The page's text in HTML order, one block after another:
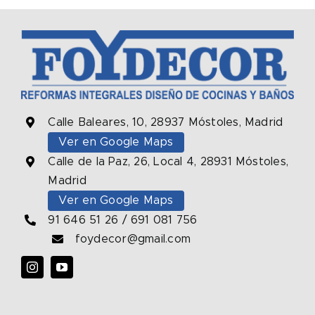
Calle Baleares, 10, 28937 Móstoles, Madrid
Ver en Google Maps
Calle de la Paz, 26, Local 4, 28931 Móstoles,
Madrid
Ver en Google Maps
91 646 51 26 / 691 081 756
foydecor@gmail.com